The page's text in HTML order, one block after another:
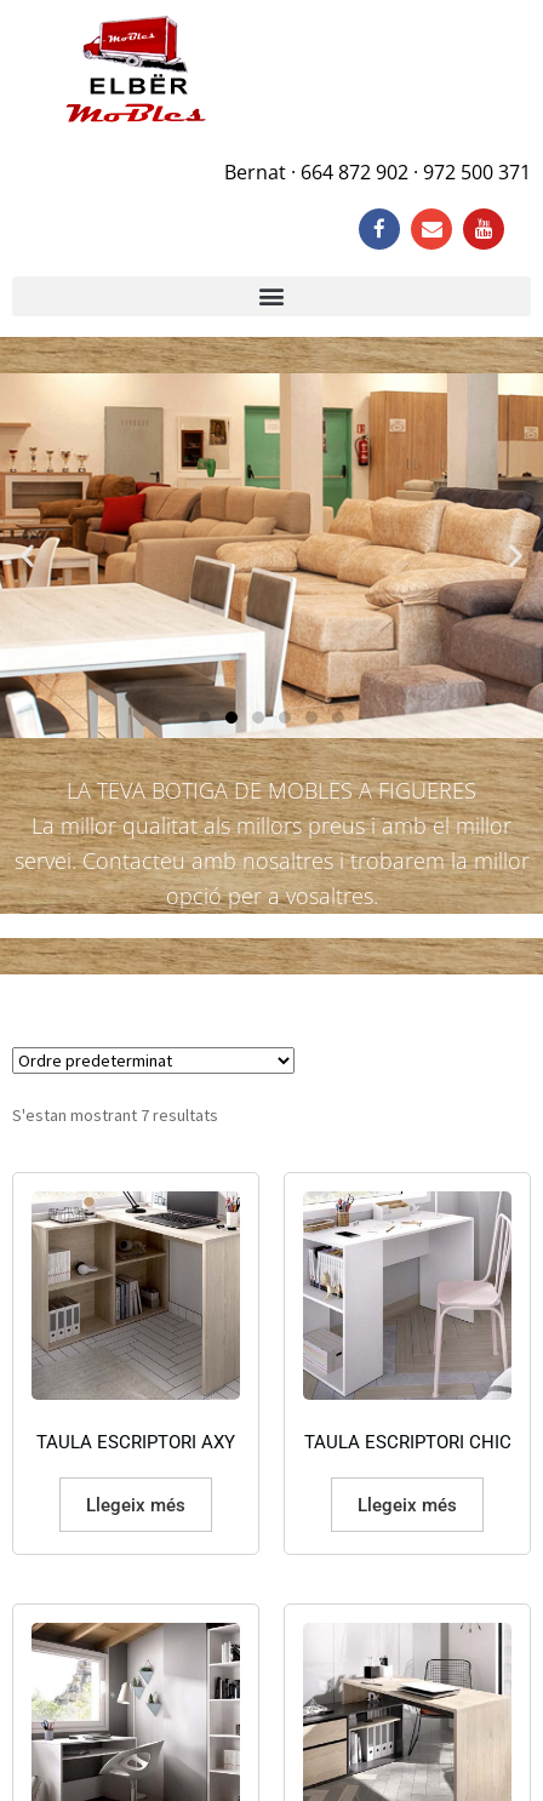
Bernat · 664 872 902 · 972 500 371
LA TEVA BOTIGA DE MOBLES A FIGUERES
La millor qualitat als millors preus i amb el millor
servei. Contacteu amb nosaltres i trobarem la millor
opció per a vosaltres.
S'estan mostrant 7 resultats
TAULA ESCRIPTORI AXY
Llegeix més
TAULA ESCRIPTORI CHIC
Llegeix més